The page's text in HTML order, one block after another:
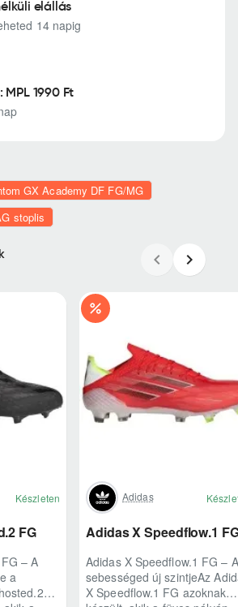
elállás
14 napig
1990 Ft
GX Academy DF FG/MG
stoplis
Készleten
FG
– A
a
Adidas
Adidas X Speedflow.1
Adidas X Speedflow.1 FG – A
sebességed új szintjeAz
X Speedflow.1 FG azoknak